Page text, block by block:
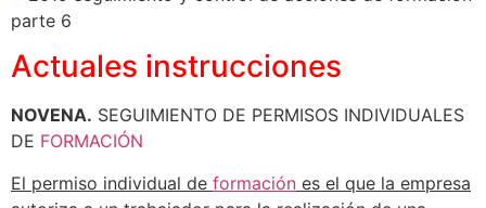
Actuales instrucciones
NOVENA. SEGUIMIENTO DE PERMISOS INDIVIDUALES
DE FORMACIÓN
El permiso individual de formación es el que la empresa